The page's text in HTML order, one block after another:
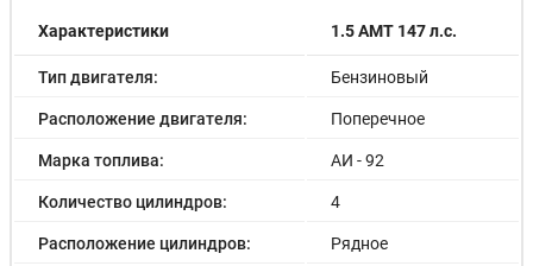
Характеристики 1.5 AMT 147 л.с.
Тип двигателя: Бензиновый
Расположение двигателя: Поперечное
Марка топлива: АИ - 92
Количество цилиндров: 4
Расположение цилиндров: Рядное